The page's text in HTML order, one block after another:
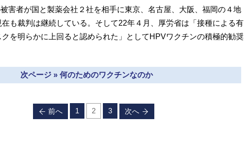
害者が国と製薬会社２社を相手に東京、名古屋、大阪、福岡の４地
も裁判は継続している。そして22年４月、厚労省は「接種による有
を明らかに上回ると認められた」としてHPVワクチンの積極的勧奨
次ページ » 何のためのワクチンなのか
前へ 1 2 3 次へ